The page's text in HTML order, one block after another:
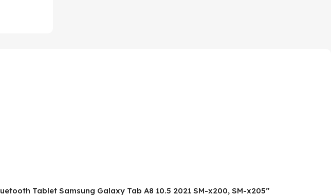
Tablet Samsung Galaxy Tab A8 10.5 2021 SM-x200, SM-x205”